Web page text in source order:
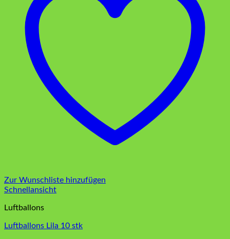
Zur Wunschliste hinzufügen
Schnellansicht
Luftballons
Luftballons Lila 10 stk